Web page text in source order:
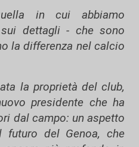
in cui abbiamo
dettagli - che sono
la differenza nel calcio
la proprietà del club,
presidente che ha
dal campo: un aspetto
futuro del Genoa, che